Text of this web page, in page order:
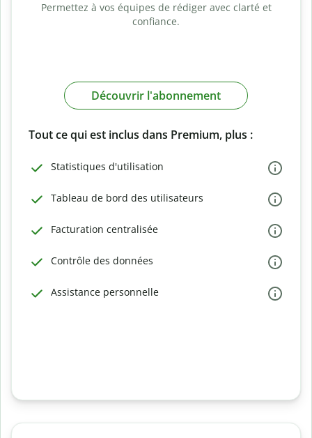
Permettez à vos équipes de rédiger avec clarté et
confiance.
Découvrir l'abonnement
Tout ce qui est inclus dans Premium, plus :
Statistiques d'utilisation
Tableau de bord des utilisateurs
Facturation centralisée
Contrôle des données
Assistance personnelle